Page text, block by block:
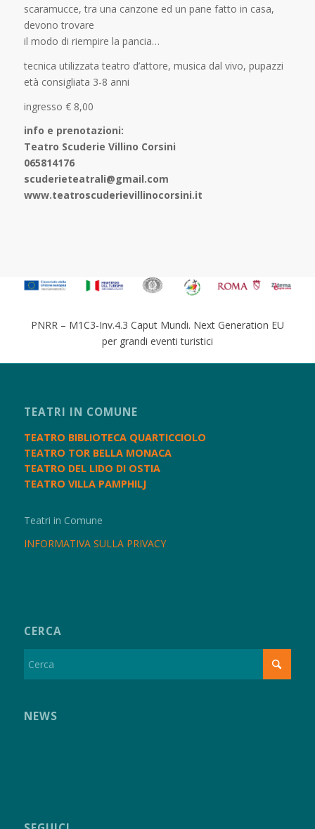
scaramucce, tra una canzone ed un pane fatto in casa,
devono trovare
il modo di riempire la pancia…
tecnica utilizzata teatro d’attore, musica dal vivo, pupazzi
età consigliata 3-8 anni
ingresso € 8,00
info e prenotazioni:
Teatro Scuderie Villino Corsini
065814176
scuderieteatrali@gmail.com
www.teatroscuderievillinocorsini.it
PNRR – M1C3-Inv.4.3 Caput Mundi. Next Generation EU
per grandi eventi turistici
TEATRI IN COMUNE
TEATRO BIBLIOTECA QUARTICCIOLO
TEATRO TOR BELLA MONACA
TEATRO DEL LIDO DI OSTIA
TEATRO VILLA PAMPHILJ
Teatri in Comune
INFORMATIVA SULLA PRIVACY
CERCA
NEWS